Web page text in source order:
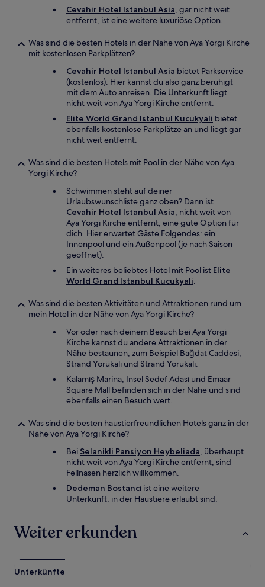
Cevahir Hotel Istanbul Asia, gar nicht weit
entfernt, ist eine weitere luxuriöse Option.
Was sind die besten Hotels in der Nähe von Aya Yorgi Kirche
mit kostenlosen Parkplätzen?
Cevahir Hotel Istanbul Asia bietet Parkservice
(kostenlos). Hier kannst du also ganz beruhigt
mit dem Auto anreisen. Die Unterkunft liegt
nicht weit von Aya Yorgi Kirche entfernt.
Elite World Grand Istanbul Kucukyali bietet
ebenfalls kostenlose Parkplätze an und liegt gar
nicht weit entfernt.
Was sind die besten Hotels mit Pool in der Nähe von Aya
Yorgi Kirche?
Schwimmen steht auf deiner
Urlaubswunschliste ganz oben? Dann ist
Cevahir Hotel Istanbul Asia, nicht weit von
Aya Yorgi Kirche entfernt, eine gute Option für
dich. Hier erwartet Gäste Folgendes: ein
Innenpool und ein Außenpool (je nach Saison
geöffnet).
Ein weiteres beliebtes Hotel mit Pool ist Elite
World Grand Istanbul Kucukyali.
Was sind die besten Aktivitäten und Attraktionen rund um
mein Hotel in der Nähe von Aya Yorgi Kirche?
Vor oder nach deinem Besuch bei Aya Yorgi
Kirche kannst du andere Attraktionen in der
Nähe bestaunen, zum Beispiel Bağdat Caddesi,
Strand Yörükali und Strand Yorukali.
Kalamış Marina, Insel Sedef Adası und Emaar
Square Mall befinden sich in der Nähe und sind
ebenfalls einen Besuch wert.
Was sind die besten haustierfreundlichen Hotels ganz in der
Nähe von Aya Yorgi Kirche?
Bei Selanikli Pansiyon Heybeliada, überhaupt
nicht weit von Aya Yorgi Kirche entfernt, sind
Fellnasen herzlich willkommen.
Dedeman Bostancı ist eine weitere
Unterkunft, in der Haustiere erlaubt sind.
Weiter erkunden
Unterkünfte